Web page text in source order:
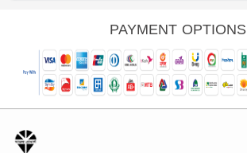
PAYMENT OPTIONS